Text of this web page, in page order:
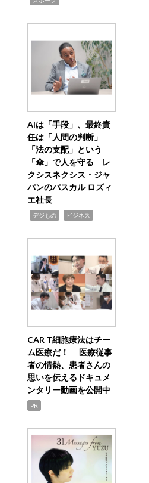
AIは「手段」、最終責
任は「人間の判断」
「法の支配」という
「傘」で人を守る レ
クシスネクシス・ジャ
パンのパスカル ロズィ
エ社長
デジもの ビジネス
CAR T細胞療法はチー
ム医療だ！ 医療従事
者の情熱、患者さんの
思いを伝えるドキュメ
ンタリー動画を公開中
PR